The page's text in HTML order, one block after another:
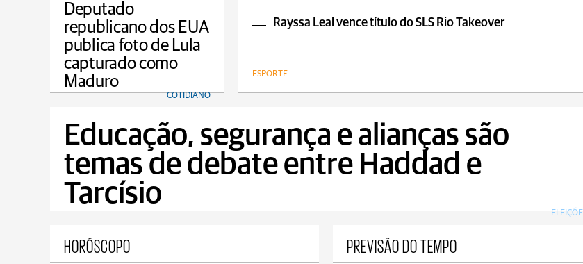
Rayssa Leal vence título do SLS Rio Takeover
ESPORTE
Deputado
republicano dos EUA
publica foto de Lula
capturado como
Maduro
COTIDIANO
Educação, segurança e alianças são
temas de debate entre Haddad e
Tarcísio
HORÓSCOPO PREVISÃO DO TEMPO